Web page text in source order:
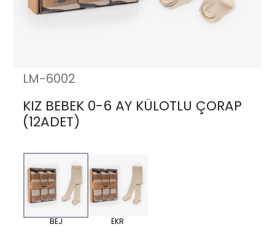
LM-6002
KIZ BEBEK 0-6 AY KÜLOTLU ÇORAP
(12ADET)
BEJ EKR